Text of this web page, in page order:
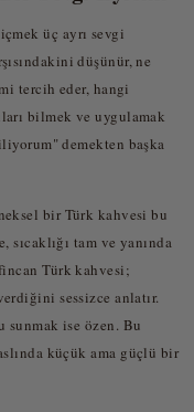
üç ayrı sevgi
düşünür, ne
tercih eder, hangi
bilmek ve uygulamak
demekten başka
bir Türk kahvesi bu
tam ve yanında
Türk kahvesi;
sessizce anlatır.
sunmak ise özen. Bu
küçük ama güçlü bir